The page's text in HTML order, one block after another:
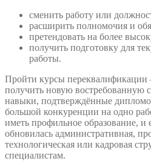
сменить работу или
расширить полномочия и
претендовать на более
получить подготовку для
работы.
Пройти курсы
получить новую востребованную
навыки, подтверждённые
большой конкуренции на одно
иметь профильное образование,
обновилась административная,
технологическая или кадровая
специалистам.